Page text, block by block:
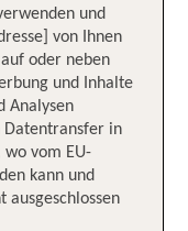
davon hat Alicante
der Costa Blanca
Urlauber
Restaurants und
Barrio de la
das
ist immer einen
es sich im
und
von Ihnen
oder neben
und Inhalte
Analysen
Datentransfer in
wo vom EU-
kann und
ausgeschlossen